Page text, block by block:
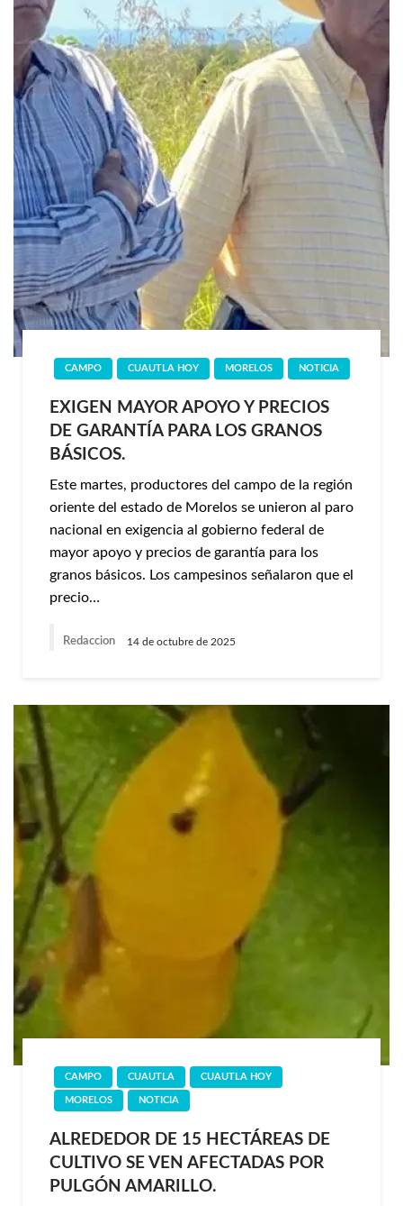
CAMPO CUAUTLA HOY MORELOS NOTICIA
EXIGEN MAYOR APOYO Y PRECIOS
DE GARANTÍA PARA LOS GRANOS
BÁSICOS.
Este martes, productores del campo de la región
oriente del estado de Morelos se unieron al paro
nacional en exigencia al gobierno federal de
mayor apoyo y precios de garantía para los
granos básicos. Los campesinos señalaron que el
precio…
Redaccion 14 de octubre de 2025
CAMPO CUAUTLA CUAUTLA HOY
MORELOS NOTICIA
ALREDEDOR DE 15 HECTÁREAS DE
CULTIVO SE VEN AFECTADAS POR
PULGÓN AMARILLO.